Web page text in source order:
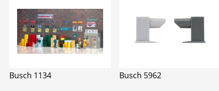
Busch 1134 Busch 5962